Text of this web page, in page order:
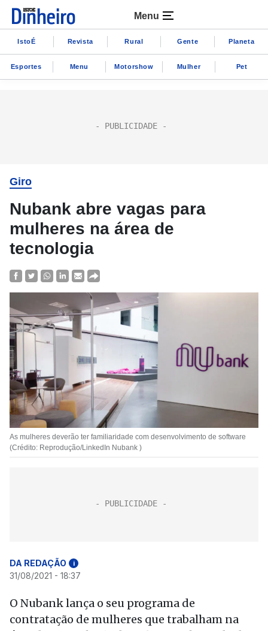
Menu
IstoÉ Revista Rural Gente Planeta
Esportes Menu Motorshow Mulher Pet
Giro
Nubank abre vagas para
mulheres na área de
tecnologia
As mulheres deverão ter familiaridade com desenvolvimento de software
(Crédito: Reprodução/LinkedIn Nubank )
DA REDAÇÃO i
31/08/2021 - 18:37
O Nubank lança o seu programa de
contratação de mulheres que trabalham na